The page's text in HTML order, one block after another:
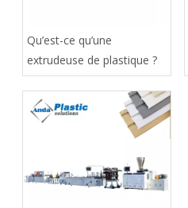
Qu’est-ce qu’une
extrudeuse de plastique ?